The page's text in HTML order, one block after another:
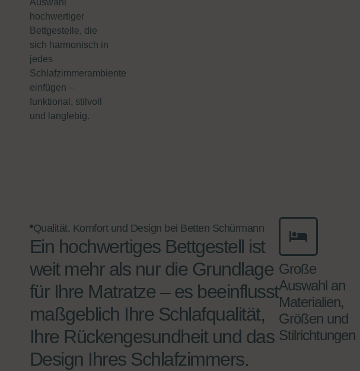
hochwertiger
Bettgestelle, die
sich harmonisch in
jedes
Schlafzimmerambiente
einfügen –
funktional, stilvoll
und langlebig.
Qualität, Komfort und Design bei Betten Schürmann
Ein hochwertiges Bettgestell ist
weit mehr als nur die Grundlage
für Ihre Matratze – es beeinflusst
maßgeblich Ihre Schlafqualität,
Ihre Rückengesundheit und das
Design Ihres Schlafzimmers.
Große
Auswahl an
Materialien,
Größen und
Stilrichtungen